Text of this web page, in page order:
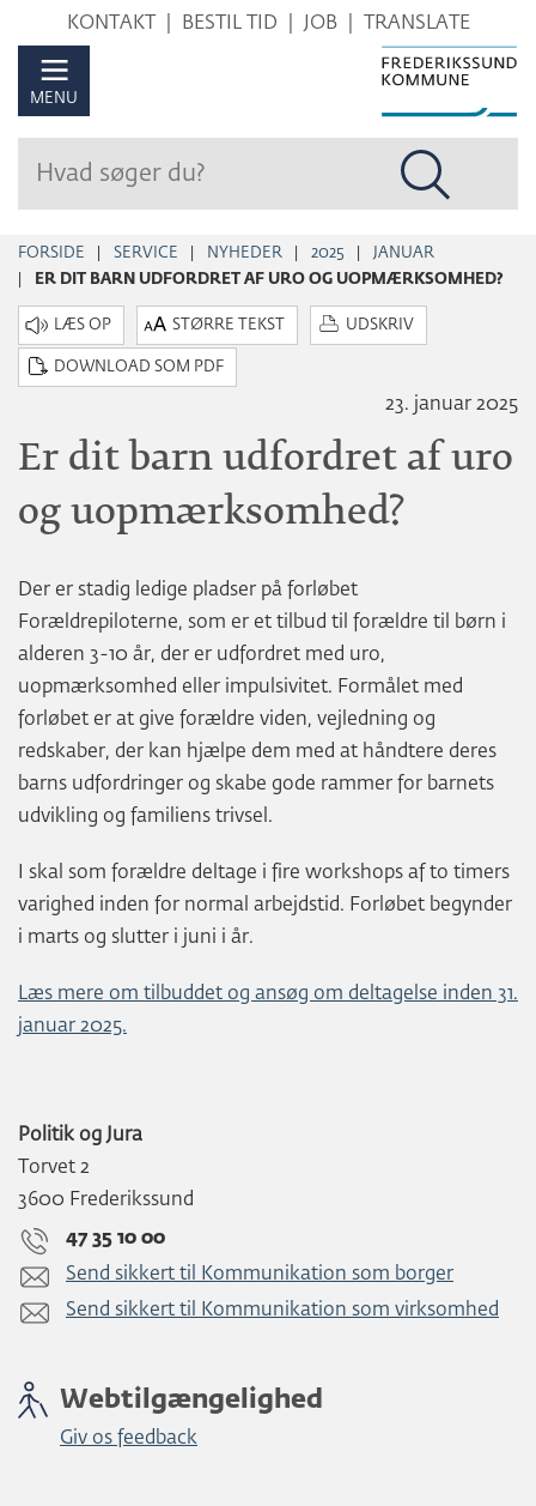
Hop
KONTAKT BESTIL TID JOB TRANSLATE
MENU
FORSIDE SERVICE NYHEDER 2025
JANUAR
ER DIT BARN UDFORDRET AF URO OG UOPMÆRKSOMHED?
STØRRE TEKST UDSKRIV
DOWNLOAD SOM PDF
23. januar 2025
Er dit barn udfordret af uro
og uopmærksomhed?
Der er stadig ledige pladser på forløbet
Forældrepiloterne, som er et tilbud til forældre til børn i
alderen 3-10 år, der er udfordret med uro,
uopmærksomhed eller impulsivitet. Formålet med
forløbet er at give forældre viden, vejledning og
redskaber, der kan hjælpe dem med at håndtere deres
barns udfordringer og skabe gode rammer for barnets
udvikling og familiens trivsel.
I skal som forældre deltage i fire workshops af to timers
varighed inden for normal arbejdstid. Forløbet begynder
i marts og slutter i juni i år.
Læs mere om tilbuddet og ansøg om deltagelse inden 31.
januar 2025.
Politik og Jura
Torvet 2
3600 Frederikssund
47 35 10 00
Send sikkert til Kommunikation som borger
Send sikkert til Kommunikation som virksomhed
Webtilgængelighed
Giv os feedback